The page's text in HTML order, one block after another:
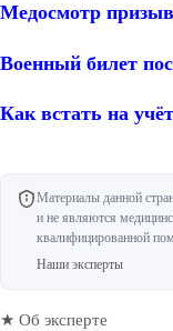
Медосмотр
Военный билет
Как встать на
Материалы данной
и не являются
квалифицированной
Наши эксперты
★ Об эксперте